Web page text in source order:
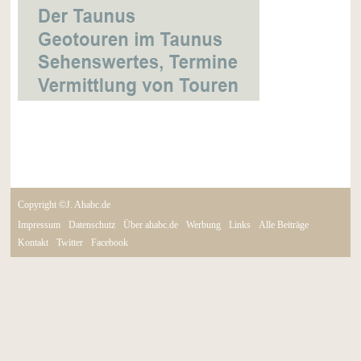
Copyright ©J. Ahabc.de
Impressum
Datenschutz Über ahabc.de Werbung Links
Alle Beiträge
Kontakt
Twitter Facebook